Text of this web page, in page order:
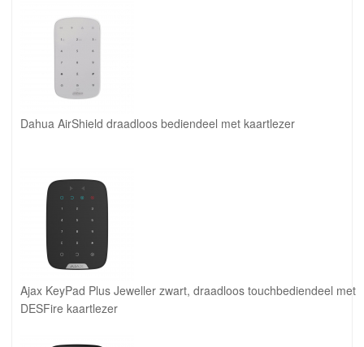
Dahua AirShield draadloos bediendeel met kaartlezer
Ajax KeyPad Plus Jeweller zwart, draadloos touchbediendeel met
DESFire kaartlezer